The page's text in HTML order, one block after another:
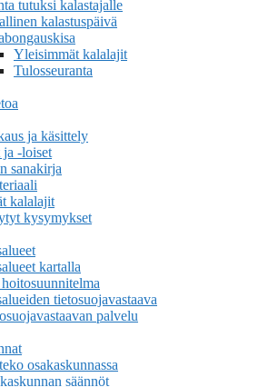
tutuksi kalastajalle
kalastuspäivä
Yleisimmät kalalajit
Tulosseuranta
ja käsittely
-loiset
sanakirja
kalalajit
kysymykset
kartalla
tietosuojavastaava
palvelu
osakaskunnassa
säännöt